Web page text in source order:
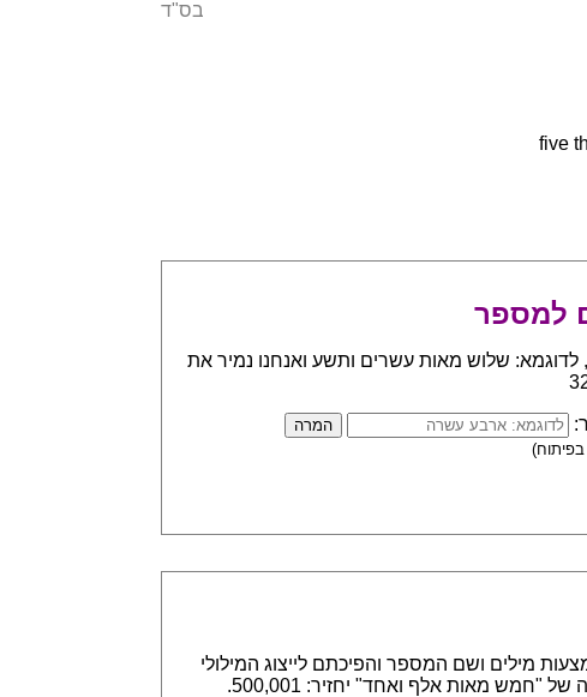
בס"ד
למספר
לדוגמא: שלוש מאות עשרים ותשע ואנחנו נמיר את
במילים. מאפשר הזנה של מספרים באמצעות ספרות, לדוגמא 315,789 או באמצעות מילים ושם המספר והפיכתם לייצוג המילולי
או המספרי. הזנה של 315,789 תחזיר שלוש מאות חמש עשרה אלף ושבע מאות שמונים תשע. וגם הפוך, הזנה של "חמש מאות אלף ואחד" יחזיר: 500,001.